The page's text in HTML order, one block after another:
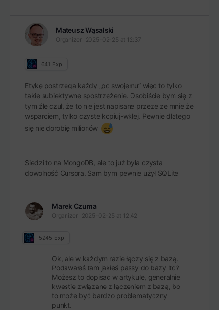
Mateusz Wąsalski
Organizer 2025-02-25 at 12:37
641 Exp
Etykę postrzega każdy „po swojemu” więc to tylko
takie subiektywne spostrzeżenie. Osobiście bym się z
tym źle czuł, że to nie jest napisane przeze ze mnie że
wsparciem, tylko czyste kopiuj-wklej. Pewnie dlatego
się nie dorobię milionów
Siedzi to na MongoDB, ale to już była czysta
dowolność Cursora. Sam bym pewnie użył SQLite
Marek Czuma
Organizer 2025-02-25 at 12:42
5245 Exp
Ok, ale w każdym razie łączy się z bazą.
Podawałeś tam jakieś passy do bazy itd?
Możesz to dopisać w artykule, generalnie
kwestie związane z łączeniem z bazą, bo
to może być bardzo problematyczny
punkt.